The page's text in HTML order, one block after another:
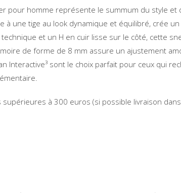
pour homme représente le summum du style
à une tige au look dynamique et équilibré, crée
et un H en cuir lisse sur le côté, cette
de forme de 8 mm assure un ajustement
Interactive³ sont le choix parfait pour ceux qui
à 300 euros (si possible livraison